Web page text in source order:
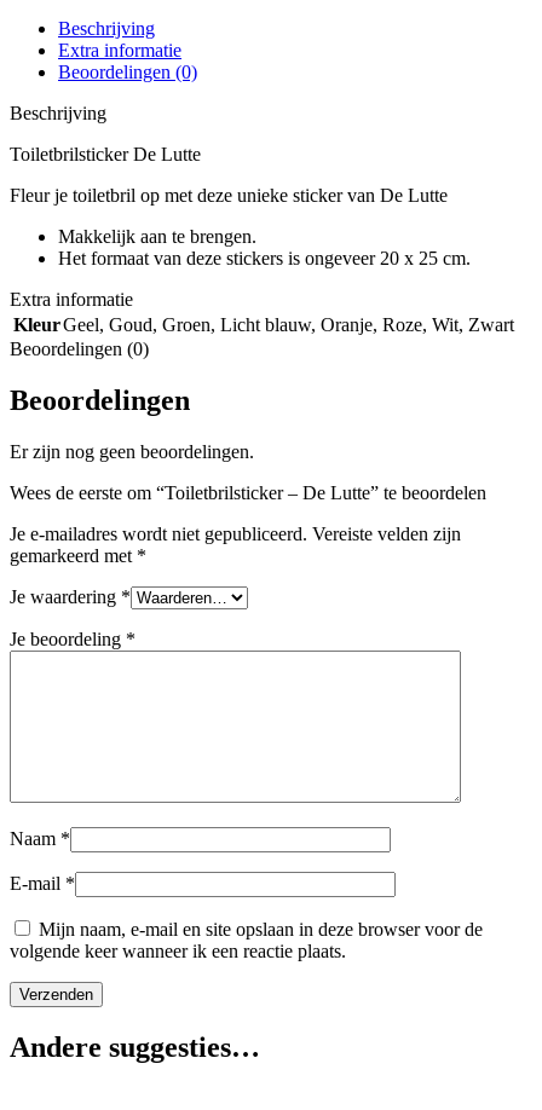
Beschrijving
Extra informatie
Beoordelingen (0)
Beschrijving
Toiletbrilsticker De Lutte
Fleur je toiletbril op met deze unieke sticker van De Lutte
Makkelijk aan te brengen.
Het formaat van deze stickers is ongeveer 20 x 25 cm.
Extra informatie
KleurGeel, Goud, Groen, Licht blauw, Oranje, Roze, Wit, Zwart
Beoordelingen (0)
Beoordelingen
Er zijn nog geen beoordelingen.
Wees de eerste om “Toiletbrilsticker – De Lutte” te beoordelen
Je e-mailadres wordt niet gepubliceerd. Vereiste velden zijn
gemarkeerd met *
Je waardering *
Je beoordeling *
Naam *
E-mail *
Mijn naam, e-mail en site opslaan in deze browser voor de
volgende keer wanneer ik een reactie plaats.
Andere suggesties…